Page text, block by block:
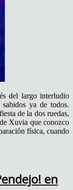
del largo interludio
ya de todos.
de la dos ruedas,
Xuvia que conozco
física, cuando
en